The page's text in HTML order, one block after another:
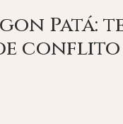
conflito